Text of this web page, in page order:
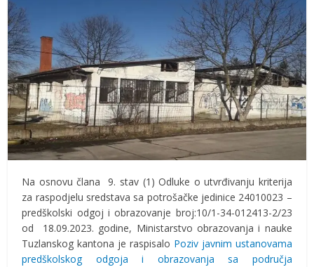
Na osnovu člana 9. stav (1) Odluke o utvrđivanju kriterija
za raspodjelu sredstava sa potrošačke jedinice 24010023 –
predškolski odgoj i obrazovanje broj:10/1-34-012413-2/23
od 18.09.2023. godine, Ministarstvo obrazovanja i nauke
Tuzlanskog kantona je raspisalo Poziv javnim ustanovama
predškolskog odgoja i obrazovanja sa područja